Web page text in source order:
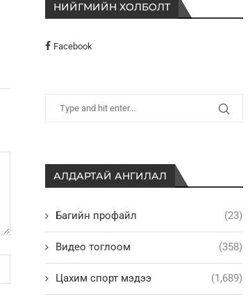
НИЙГМИЙН ХОЛБОЛТ
Facebook
АЛДАРТАЙ АНГИЛАЛ
Багийн профайл (23)
Видео тоглоом (358)
Цахим спорт мэдээ (1,689)